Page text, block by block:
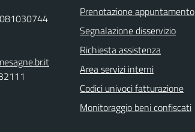
Prenotazione appuntamento
Segnalazione disservizio
Richiesta assistenza
Area servizi interni
Codici univoci fatturazione
Monitoraggio beni confiscati